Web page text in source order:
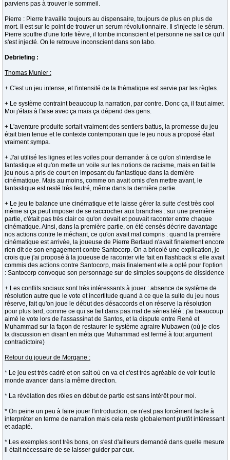
parviens pas à trouver le sommeil.
Pierre : Pierre travaille toujours au dispensaire, toujours de plus en plus de
mort. Il est sur le point de trouver un serum révolutionnaire. Il s'injecte le sérum.
Pierre souffre d'une forte fièvre, il tombe inconscient et personne ne sait ce qu'il
s'est injecté. On le retrouve inconscient dans son labo.
Debriefing :
Thomas Munier :
+ C'est un jeu intense, et l'intensité de la thématique est servie par les règles.
+ Le système contraint beaucoup la narration, par contre. Donc ça, il faut aimer.
Moi j'étais à l'aise avec ça mais ça dépend des gens.
+ L'aventure produite sortait vraiment des sentiers battus, la promesse du jeu
était bien tenue et le contexte contemporain que le jeu nous a proposé était
vraiment sympa.
+ J'ai utilisé les lignes et les voiles pour demander à ce qu'on s'interdise le
fantastique et qu'on mette un voile sur les notions de racisme, mais en fait le
jeu nous a pris de court en imposant du fantastique dans la dernière
cinématique. Mais au moins, comme on avait omis d'en mettre avant, le
fantastique est resté très feutré, même dans la dernière partie.
+ Le jeu te balance une cinématique et te laisse gérer la suite c'est très cool
même si ça peut imposer de se raccrocher aux branches : sur une première
partie, c'était pas très clair ce qu'on devait et pouvait raconter entre chaque
cinématique. Ainsi, dans la première partie, on été censés décrire davantage
nos actions contre le méchant, ce qu'on avait mal compris : quand la première
cinématique est arrivée, la joueuse de Pierre Bertaud n'avait finalement encore
rien dit de son engagement contre Santocorp. On a bricolé une explication, je
crois que j'ai proposé à la joueuse de raconter vite fait en flashback si elle avait
commis des actions contre Santocorp, mais finalement elle a opté pour l'option
: Santocorp convoque son personnage sur de simples soupçons de dissidence
+ Les conflits sociaux sont très intéressants à jouer : absence de système de
résolution autre que le vote et incertitude quand à ce que la suite du jeu nous
réserve, fait qu'on joue le début des désaccords et on réserve la résolution
pour plus tard, comme ce qui se fait dans pas mal de séries télé : j'ai beaucoup
aimé le vote lors de l'assassinat de Santos, et la dispute entre René et
Muhammad sur la façon de restaurer le système agraire Mubawen (où je clos
la discussion en disant en méta que Muhammad est fermé à tout argument
contradictoire)
Retour du joueur de Morgane :
* Le jeu est très cadré et on sait où on va et c'est très agréable de voir tout le
monde avancer dans la même direction.
* La révélation des rôles en début de partie est sans intérêt pour moi.
* On peine un peu à faire jouer l'introduction, ce n'est pas forcément facile à
interpréter en terme de narration mais cela reste globalement plutôt intéressant
et adapté.
* Les exemples sont très bons, on s'est d'ailleurs demandé dans quelle mesure
il était nécessaire de se laisser guider par eux.